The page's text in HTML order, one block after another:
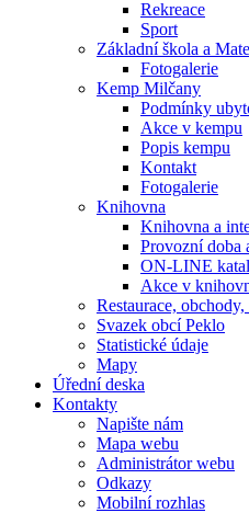
Rekreace
Sport
Základní škola a
Fotogalerie
Kemp Milčany
Podmínky
Akce v kempu
Popis kempu
Kontakt
Fotogalerie
Knihovna
Knihovna a
Provozní doba
ON-LINE
Akce v
Restaurace,
Svazek obcí Peklo
Statistické údaje
Mapy
Úřední deska
Kontakty
Napište nám
Mapa webu
Administrátor webu
Odkazy
Mobilní rozhlas